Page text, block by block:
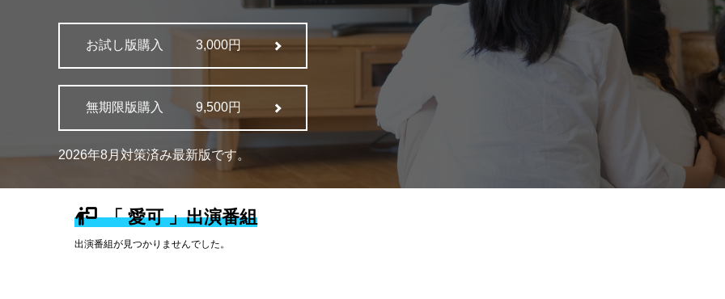
お試し版購入 3,000円
無期限版購入 9,500円
2026年8月対策済み最新版です。
「 愛可 」出演番組
出演番組が見つかりませんでした。